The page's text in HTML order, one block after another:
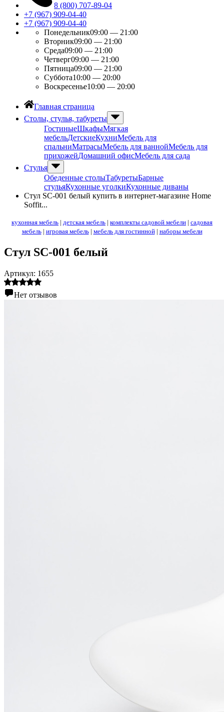
8 (800) 707-89-04
+7 (967) 909-04-40
+7 (967) 909-04-40
Понедельник09:00 — 21:00
Вторник09:00 — 21:00
Среда09:00 — 21:00
Четверг09:00 — 21:00
Пятница09:00 — 21:00
Суббота10:00 — 20:00
Воскресенье10:00 — 20:00
Главная страница
Столы, стулья, табуреты
ГостиныеШкафыМягкая
мебельДетскиеКухниМебель для
спальниМатрасыМебель для ваннойМебель для
прихожейДомашний офисМебель для сада
Стулья
Обеденные столыТабуретыБарные
стульяКухонные уголкиКухонные диваны
Стул SC-001 белый купить в интернет-магазине Home
Soffit...
кухонная мебель | детская мебель | комплекты садовой мебели | садовая
мебель| игровая мебель| мебель для гостинной| наборы мебели
Стул SC-001 белый
Артикул: 1655
Нет отзывов